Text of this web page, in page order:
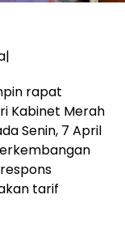
rapat
Kabinet Merah
Senin, 7 April
tarif